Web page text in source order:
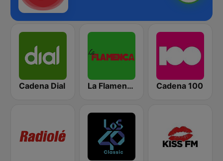
Cadena Dial La Flamenca Cadena 100